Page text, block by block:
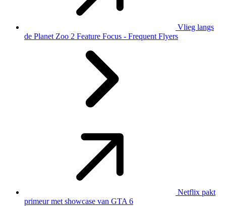
Vlieg langs
de Planet Zoo 2 Feature Focus - Frequent Flyers
Netflix pakt
primeur met showcase van GTA 6